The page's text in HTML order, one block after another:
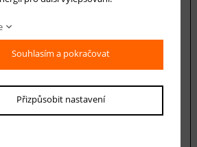
Souhlasím a pokračovat
Přizpůsobit nastavení